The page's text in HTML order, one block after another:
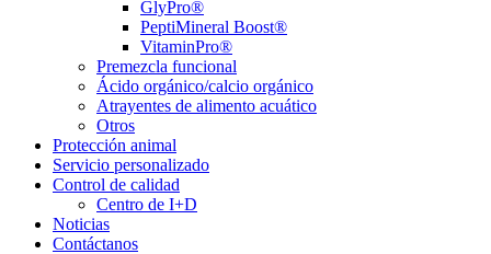
GlyPro®
PeptiMineral Boost®
VitaminPro®
Premezcla funcional
Ácido orgánico/calcio orgánico
Atrayentes de alimento acuático
Otros
Protección animal
Servicio personalizado
Control de calidad
Centro de I+D
Noticias
Contáctanos